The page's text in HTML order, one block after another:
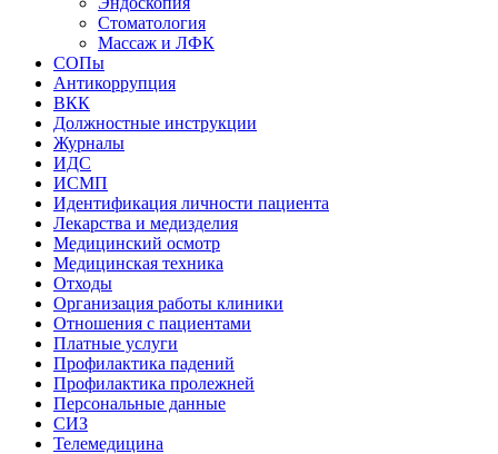
Стоматология
Массаж и ЛФК
СОПы
Антикоррупция
ВКК
Должностные инструкции
Журналы
ИДС
ИСМП
Идентификация личности пациента
Лекарства и медизделия
Медицинский осмотр
Медицинская техника
Отходы
Организация работы клиники
Отношения с пациентами
Платные услуги
Профилактика падений
Профилактика пролежней
Персональные данные
СИЗ
Телемедицина